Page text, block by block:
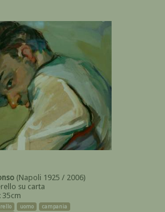
(Napoli 1925 / 2006)
su carta
35cm
uomo
campania